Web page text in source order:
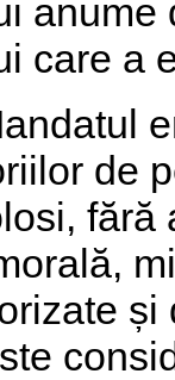
anume
care a
de
fără